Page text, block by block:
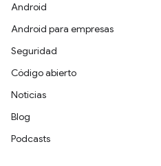
Android
Android para empresas
Seguridad
Código abierto
Noticias
Blog
Podcasts